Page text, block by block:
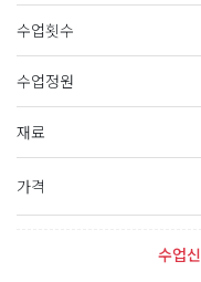
수업횟수
수업정원
재료
가격
수업